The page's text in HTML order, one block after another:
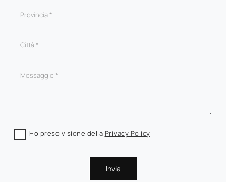
Ho preso visione della Privacy Policy
Invia